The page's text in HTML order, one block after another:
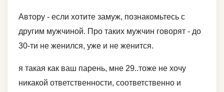
Автору - если хотите замуж, познакомьтесь с
другим мужчиной. Про таких мужчин говорят - до
30-ти не женился, уже и не женится.
я такая как ваш парень, мне 29..тоже не хочу
никакой ответственности, соответственно и